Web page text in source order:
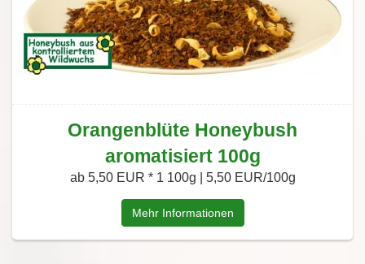
Orangenblüte Honeybush
aromatisiert 100g
ab 5,50 EUR * 1 100g | 5,50 EUR/100g
Mehr Informationen